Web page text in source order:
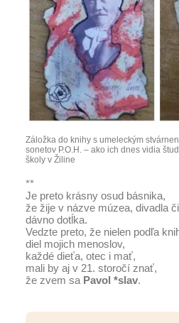
Záložka do knihy s umeleckým
sonetov P.O.H. – ako ich dnes vidia
školy v Žiline
**
Je preto krásny osud básnika,
že žije v názve múzea, divadla
dávno dotĺka.
Vedzte preto, že nielen podľa
diel mojich menoslov,
každé dieťa, otec i mať,
mali by aj v 21. storočí znať,
že zvem sa Pavol *slav.